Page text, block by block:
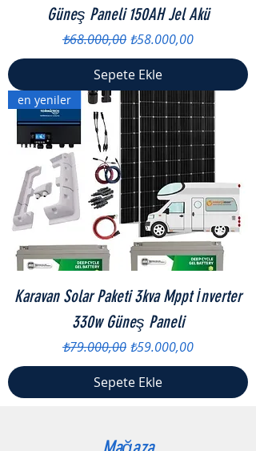
Güneş Paneli 150AH Jel Akü
Normal Fiyat
₺68.000,00 İndirimli Fiyat
₺58.000,00
Sepete Ekle
en yeniler
Karavan Solar Paketi 3kva Mppt İnverter
330w Güneş Paneli
Normal Fiyat
₺79.000,00 İndirimli Fiyat
₺59.000,00
Sepete Ekle